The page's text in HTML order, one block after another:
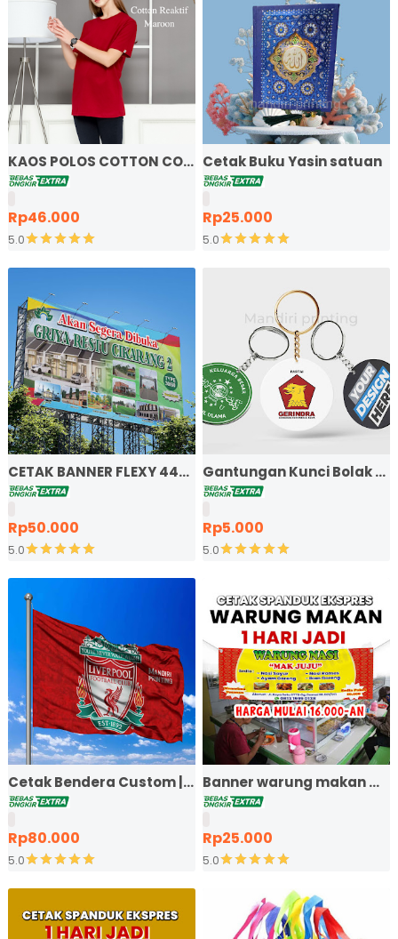
KAOS POLOS COTTON COMBED 24S LENGAN PENDEK
Rp46.000
5.0
Cetak Buku Yasin satuan
Rp25.000
5.0
CETAK BANNER FLEXY 440 BAHAN KOREA
Rp50.000
5.0
Gantungan Kunci Bolak
Rp5.000
5.0
Cetak Bendera Custom | Bendera Komunitas |
Rp80.000
5.0
Banner warung makan
Rp25.000
5.0